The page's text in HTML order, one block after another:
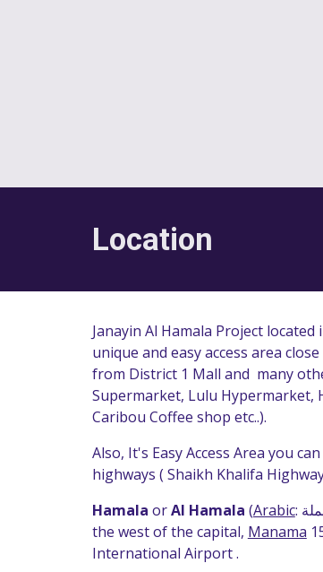
Location
Janayin Al Hamala Project located
unique and easy access area
from District 1 Mall and many
Supermarket, Lulu Hypermarket,
Caribou Coffee shop etc..).
Also, It's Easy Access Area you
highways ( Shaikh Khalifa
Hamala or Al Hamala (Arabic:
the west of the capital, Manama 1
International Airport .